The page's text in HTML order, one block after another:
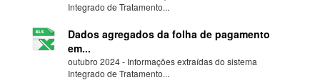
Integrado de Tratamento...
Dados agregados da folha de pagamento
em...
outubro 2024 - Informações extraídas do sistema
Integrado de Tratamento...